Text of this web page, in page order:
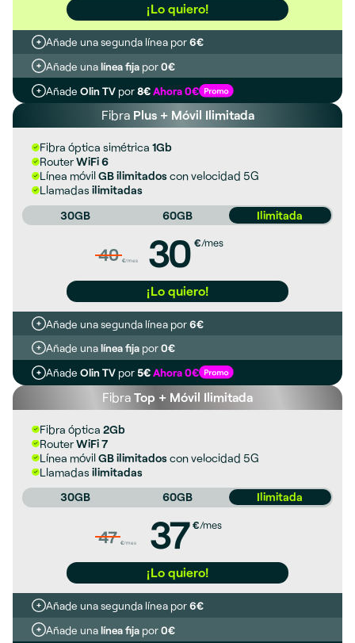
¡Lo quiero!
Añade una segunda línea por6€
Añade unalínea fijapor0€
Añade Olin TVpor8€ Ahora 0€
Fibra Plus + Móvil Ilimitada
Fibra óptica simétrica 1Gb
RouterWiFi 6
Línea móvilGB ilimitadoscon velocidad 5G
Llamadas ilimitadas
30GB
60GB Ilimitada
30 €/mes
40 €/mes
¡Lo quiero!
Añade una segunda línea por6€
Añade unalínea fijapor0€
Añade Olin TVpor5€ Ahora 0€
Fibra Top + Móvil Ilimitada
Fibra óptica 2Gb
RouterWiFi 7
Línea móvilGB ilimitadoscon velocidad 5G
Llamadas ilimitadas
30GB
60GB Ilimitada
37 €/mes
47 €/mes
¡Lo quiero!
Añade una segunda línea por6€
Añade unalínea fijapor0€